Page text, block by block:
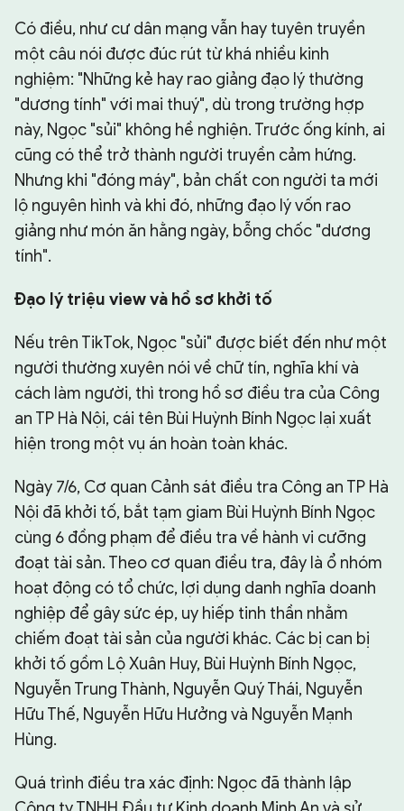
Có điều, như cư dân mạng vẫn hay tuyên truyền
một câu nói được đúc rút từ khá nhiều kinh
nghiệm: "Những kẻ hay rao giảng đạo lý thường
"dương tính" với mai thuý", dù trong trường hợp
này, Ngọc "sủi" không hề nghiện. Trước ống kính, ai
cũng có thể trở thành người truyền cảm hứng.
Nhưng khi "đóng máy", bản chất con người ta mới
lộ nguyên hình và khi đó, những đạo lý vốn rao
giảng như món ăn hằng ngày, bỗng chốc "dương
tính".
Đạo lý triệu view và hồ sơ khởi tố
Nếu trên TikTok, Ngọc "sủi" được biết đến như một
người thường xuyên nói về chữ tín, nghĩa khí và
cách làm người, thì trong hồ sơ điều tra của Công
an TP Hà Nội, cái tên Bùi Huỳnh Bính Ngọc lại xuất
hiện trong một vụ án hoàn toàn khác.
Ngày 7/6, Cơ quan Cảnh sát điều tra Công an TP Hà
Nội đã khởi tố, bắt tạm giam Bùi Huỳnh Bính Ngọc
cùng 6 đồng phạm để điều tra về hành vi cưỡng
đoạt tài sản. Theo cơ quan điều tra, đây là ổ nhóm
hoạt động có tổ chức, lợi dụng danh nghĩa doanh
nghiệp để gây sức ép, uy hiếp tinh thần nhằm
chiếm đoạt tài sản của người khác. Các bị can bị
khởi tố gồm Lộ Xuân Huy, Bùi Huỳnh Bính Ngọc,
Nguyễn Trung Thành, Nguyễn Quý Thái, Nguyễn
Hữu Thế, Nguyễn Hữu Hưởng và Nguyễn Mạnh
Hùng.
Quá trình điều tra xác định: Ngọc đã thành lập